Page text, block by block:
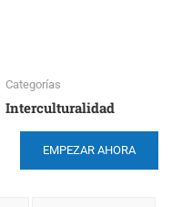
Categorías
Interculturalidad
EMPEZAR AHORA